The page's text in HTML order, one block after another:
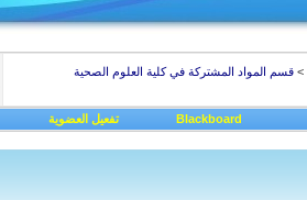
>قسم المواد المشتركة في كلية العلوم الصحية
Blackboard تفعيل العضوية